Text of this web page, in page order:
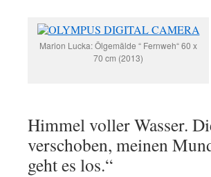
Marion Lucka: Ölgemälde “ Fernweh“ 60 x
70 cm (2013)
Himmel voller Wasser.
verschoben, meinen
geht es los.“